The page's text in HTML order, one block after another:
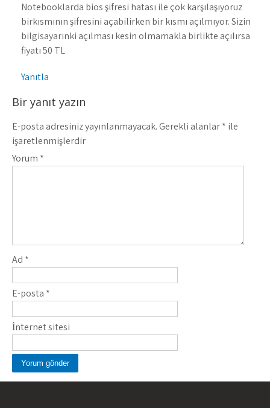
Notebooklarda bios şifresi hatası ile çok karşılaşıyoruz
birkısmının şifresini açabilirken bir kısmı açılmıyor. Sizin
bilgisayarınki açılması kesin olmamakla birlikte açılırsa
fiyatı 50 TL
Yanıtla
Bir yanıt yazın
E-posta adresiniz yayınlanmayacak.Gerekli alanlar* ile
işaretlenmişlerdir
Yorum *
Ad *
E-posta *
İnternet sitesi